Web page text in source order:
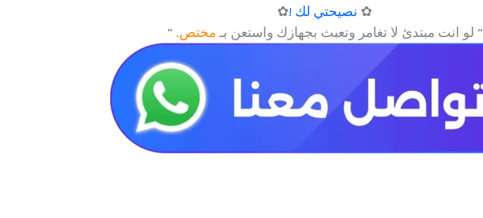
✿ نصيحتي لك !✿
” لو انت مبتدئ لا تغامر وتعبث بجهازك واستعن بـ مختص. “